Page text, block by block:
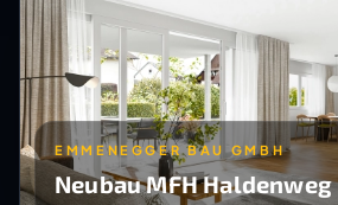
EMMENEGGER BAU GMBH
Neubau MFH Haldenweg